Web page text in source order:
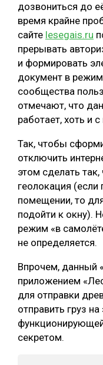
БЕЗОПАСНОЕ
СОРТИРОВКА
СУШКА ДРЕВЕСИНЫ
МЕБЕЛЬНОЕ
дозвониться до
время крайне
сайте lesegais.ru
прерывать
и формировать
документ в
сообщества
отмечают, что
работает, хоть и
Так, чтобы
отключить
этом сделать
геолокация (если
помещении, то
подойти к окну).
режим «в
не определяется.
Впрочем, данный
приложением
для отправки
отправить груз
секретом.